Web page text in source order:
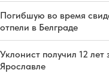
Погибшую во время
отпели в Белграде
Уклонист получил 12 лет
Ярославле